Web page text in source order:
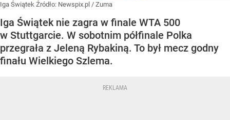
Iga Świątek Źródło: Newspix.pl / Zuma
Iga Świątek nie zagra w finale WTA 500
w Stuttgarcie. W sobotnim półfinale Polka
przegrała z Jeleną Rybakiną. To był mecz godny
finału Wielkiego Szlema.